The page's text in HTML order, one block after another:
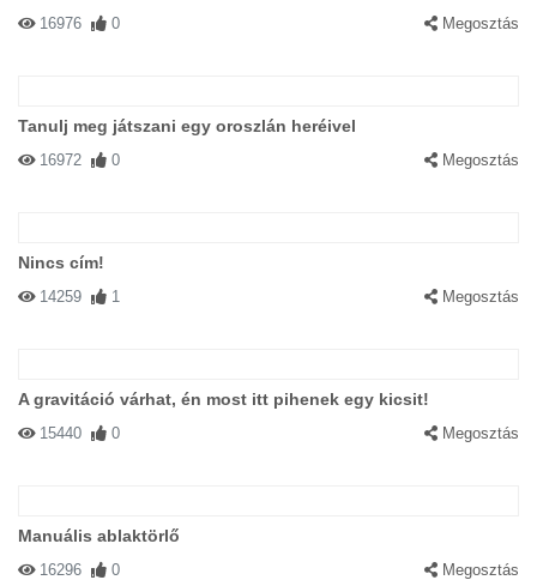
16976 0 Megosztás
Tanulj meg játszani egy oroszlán heréivel
16972 0 Megosztás
Nincs cím!
14259 1 Megosztás
A gravitáció várhat, én most itt pihenek egy kicsit!
15440 0 Megosztás
Manuális ablaktörlő
16296 0 Megosztás